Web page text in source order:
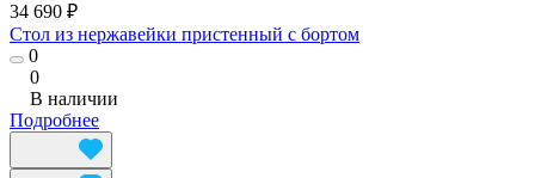
34 690 ₽
Стол из нержавейки пристенный с бортом
0
0
В наличии
Подробнее